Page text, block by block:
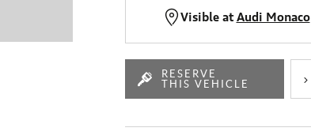
Visible atAudi Monaco
RESERVE
THIS VEHICLE